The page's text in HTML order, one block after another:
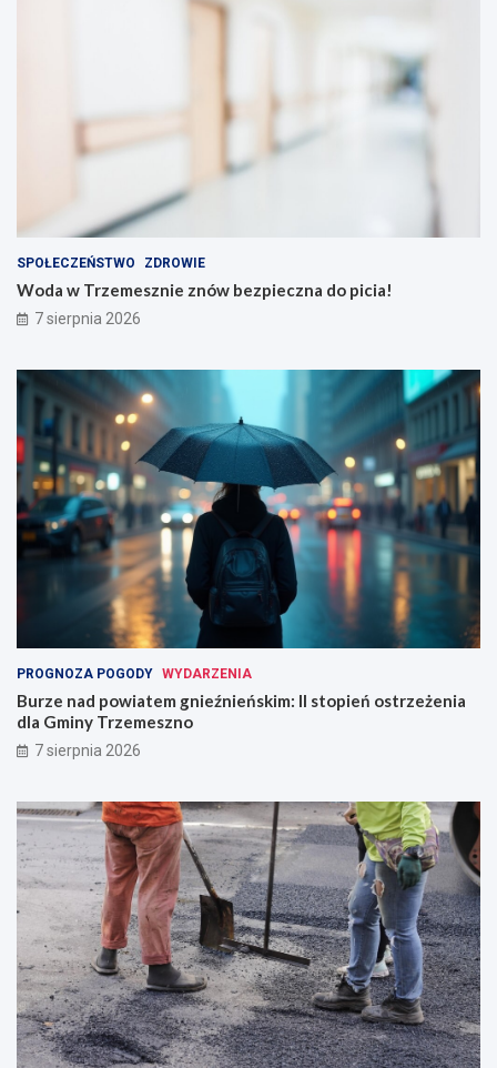
SPOŁECZEŃSTWO ZDROWIE
Woda w Trzemesznie znów bezpieczna do picia!
7 sierpnia 2026
PROGNOZA POGODY WYDARZENIA
Burze nad powiatem gnieźnieńskim: II stopień ostrzeżenia
dla Gminy Trzemeszno
7 sierpnia 2026